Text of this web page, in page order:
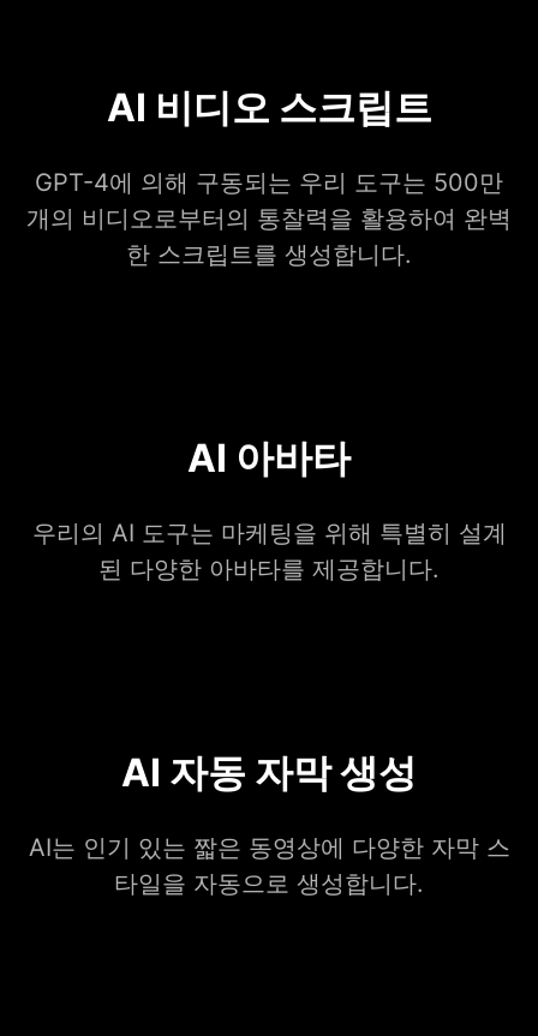
AI 비디오 스크립트
GPT-4에 의해 구동되는 우리 도구는 500만
개의 비디오로부터의 통찰력을 활용하여 완벽
한 스크립트를 생성합니다.
AI 아바타
우리의 AI 도구는 마케팅을 위해 특별히 설계
된 다양한 아바타를 제공합니다.
AI 자동 자막 생성
AI는 인기 있는 짧은 동영상에 다양한 자막 스
타일을 자동으로 생성합니다.